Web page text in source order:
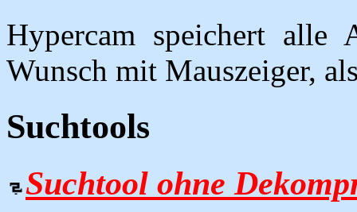
Hypercam speichert
Wunsch mit Mauszeiger,
Suchtools
Suchtool ohne